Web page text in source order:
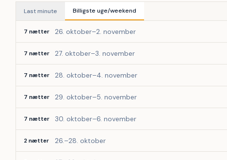
Last minute Billigste uge/weekend
7 nætter 26. oktober–2. november
7 nætter 27. oktober–3. november
7 nætter 28. oktober–4. november
7 nætter 29. oktober–5. november
7 nætter 30. oktober–6. november
2 nætter 26.–28. oktober